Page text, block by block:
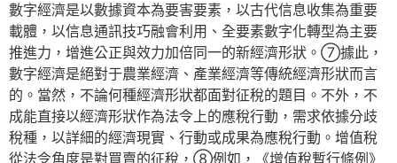
數字經濟是以數據資本為要害要素，以古代信息收集為重要
載體，以信息通訊技巧融會利用、全要素數字化轉型為主要
推進力，增進公正與效力加倍同一的新經濟形狀。⑦據此，
數字經濟是絕對于農業經濟、產業經濟等傳統經濟形狀而言
的。當然，不論何種經濟形狀都面對征稅的題目。不外，不
成能直接以經濟形狀作為法令上的應稅行動，需求依據分歧
稅種，以詳細的經濟現實、行動或成果為應稅行動。增值稅
從法令角度是對買賣的征稅，⑧例如，《增值稅暫行條例》